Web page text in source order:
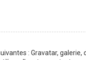
: Gravatar, galerie,